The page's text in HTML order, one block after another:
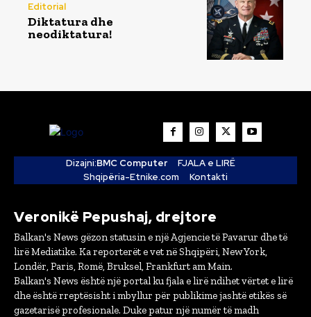
Editorial
Diktatura dhe
neodiktatura!
Dizajni:BMC Computer
FJALA e LIRË
Shqipëria-Etnike.com
Kontakti
Veronikë Pepushaj, drejtore
Balkan's News gëzon statusin e një Agjencie të Pavarur dhe të
lirë Mediatike. Ka reporterët e vet në Shqipëri, New York,
Londër, Paris, Romë, Bruksel, Frankfurt am Main.
Balkan's News është një portal ku fjala e lirë ndihet vërtet e lirë
dhe është rreptësisht i mbyllur për publikime jashtë etikës së
gazetarisë profesionale. Duke patur një numër të madh